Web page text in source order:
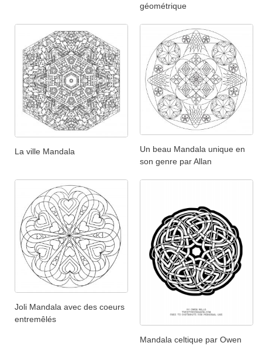
géométrique
La ville Mandala
Un beau Mandala unique en
son genre par Allan
Joli Mandala avec des coeurs
entremêlés
Mandala celtique par Owen